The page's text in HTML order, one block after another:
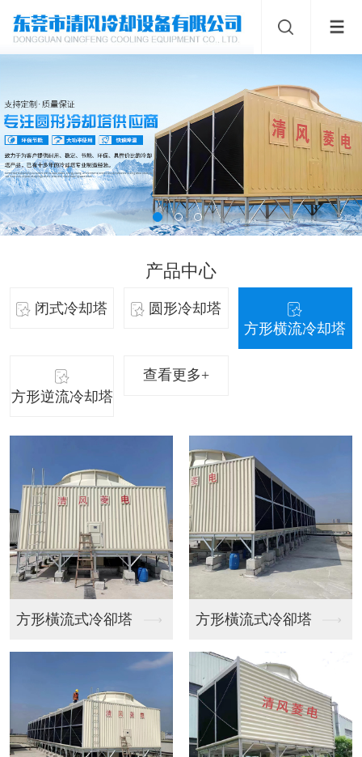
产品中心
闭式冷却塔
圆形冷却塔
方形横流冷却塔
方形逆流冷却塔
查看更多+
方形橫流式冷卻塔 方形逆流冷却塔